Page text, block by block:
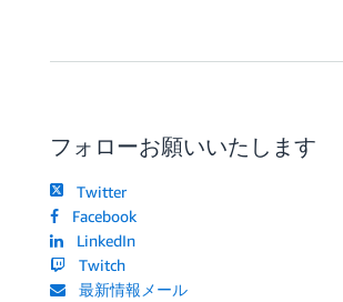
フォローお願いいたします
Twitter
Facebook
LinkedIn
Twitch
最新情報メール